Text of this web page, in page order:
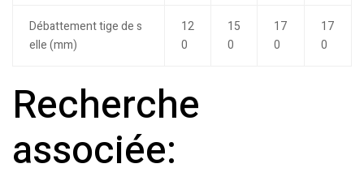
Débattement tige de s
elle (mm)
12
0
15
0
17
0
17
0
Recherche
associée: